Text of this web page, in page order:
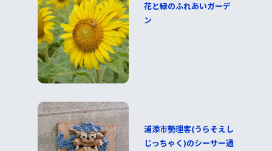
花と緑のふれあいガーデ
ン
浦添市勢理客(うらそえし
じっちゃく)のシーサー通